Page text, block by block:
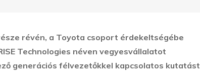
révén, a Toyota csoport érdekeltségébe
Technologies néven vegyesvállalatot
generációs félvezetőkkel kapcsolatos kutatást